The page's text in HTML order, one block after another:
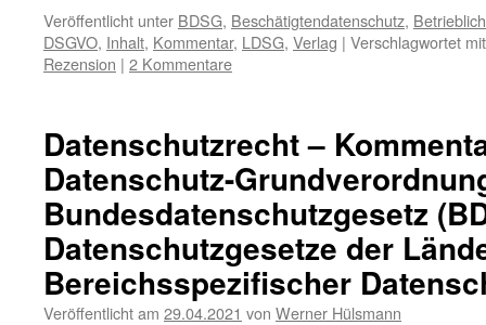
Veröffentlicht unter BDSG, Beschätigtendatenschutz,
DSGVO, Inhalt, Kommentar, LDSG, Verlag | Verschlagwortet mit
Rezension | 2 Kommentare
Datenschutzrecht –
Datenschutz-
Bundesdatenschutzgesetz
Datenschutzgesetze der
Bereichsspezifischer
Veröffentlicht am 29.04.2021 von Werner Hülsmann